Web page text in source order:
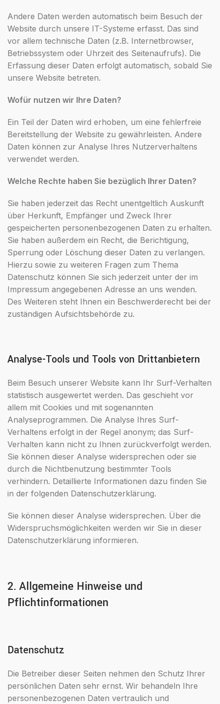
Andere Daten werden automatisch beim Besuch der
Website durch unsere IT-Systeme erfasst. Das sind
vor allem technische Daten (z.B. Internetbrowser,
Betriebssystem oder Uhrzeit des Seitenaufrufs). Die
Erfassung dieser Daten erfolgt automatisch, sobald Sie
unsere Website betreten.
Wofür nutzen wir Ihre Daten?
Ein Teil der Daten wird erhoben, um eine fehlerfreie
Bereitstellung der Website zu gewährleisten. Andere
Daten können zur Analyse Ihres Nutzerverhaltens
verwendet werden.
Welche Rechte haben Sie bezüglich Ihrer Daten?
Sie haben jederzeit das Recht unentgeltlich Auskunft
über Herkunft, Empfänger und Zweck Ihrer
gespeicherten personenbezogenen Daten zu erhalten.
Sie haben außerdem ein Recht, die Berichtigung,
Sperrung oder Löschung dieser Daten zu verlangen.
Hierzu sowie zu weiteren Fragen zum Thema
Datenschutz können Sie sich jederzeit unter der im
Impressum angegebenen Adresse an uns wenden.
Des Weiteren steht Ihnen ein Beschwerderecht bei der
zuständigen Aufsichtsbehörde zu.
Analyse-Tools und Tools von Drittanbietern
Beim Besuch unserer Website kann Ihr Surf-Verhalten
statistisch ausgewertet werden. Das geschieht vor
allem mit Cookies und mit sogenannten
Analyseprogrammen. Die Analyse Ihres Surf-
Verhaltens erfolgt in der Regel anonym; das Surf-
Verhalten kann nicht zu Ihnen zurückverfolgt werden.
Sie können dieser Analyse widersprechen oder sie
durch die Nichtbenutzung bestimmter Tools
verhindern. Detaillierte Informationen dazu finden Sie
in der folgenden Datenschutzerklärung.
Sie können dieser Analyse widersprechen. Über die
Widerspruchsmöglichkeiten werden wir Sie in dieser
Datenschutzerklärung informieren.
2. Allgemeine Hinweise und
Pflichtinformationen
Datenschutz
Die Betreiber dieser Seiten nehmen den Schutz Ihrer
persönlichen Daten sehr ernst. Wir behandeln Ihre
personenbezogenen Daten vertraulich und